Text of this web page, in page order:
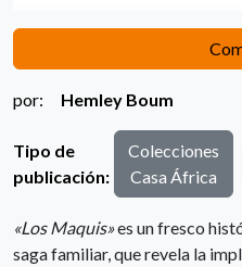
por: Hemley Boum
Tipo de
publicación:
Colecciones
Casa África
«Los Maquis»es un fresco
saga familiar, que revela la